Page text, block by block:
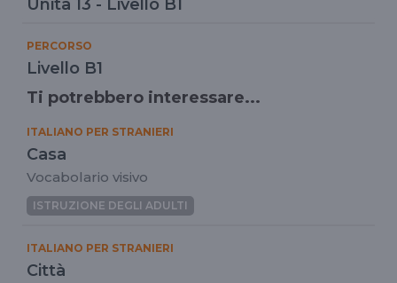
Unità 13 - Livello B1
PERCORSO
Livello B1
Ti potrebbero interessare...
ITALIANO PER STRANIERI
Casa
Vocabolario visivo
ISTRUZIONE DEGLI ADULTI
ITALIANO PER STRANIERI
Città